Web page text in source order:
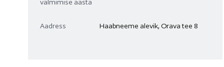
valmimise aasta
Aadress Haabneeme alevik, Orava tee 8